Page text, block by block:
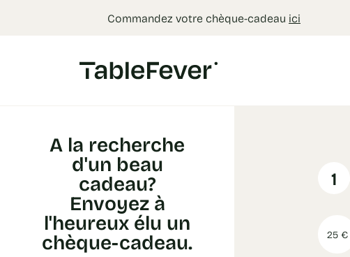
Commandez votre chèque-cadeau ici
A la recherche
d'un beau
cadeau?
Envoyez à
l'heureux élu un
chèque-cadeau.
1
25 €